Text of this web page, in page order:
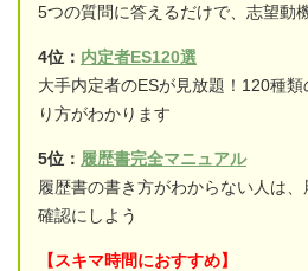
5つの質問に答えるだけで、志望動
4位： 内定者ES120選
大手内定者のESが見放題！120種
り方がわかります
5位： 履歴書完全マニュアル
履歴書の書き方がわからない人は
確認にしよう
【スキマ時間におすすめ】